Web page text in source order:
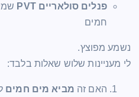
פנלים סולאריים PVT
חמים
נשמע מפוצץ.
לי מעניינות שלוש שאלות בלבד:
האם זה מביא מים חמים